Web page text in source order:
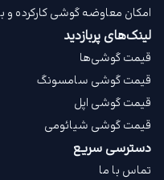
امکان معاوضه گوشی کارکرده
لینک‌های پربازدید
قیمت گوشی‌ها
قیمت گوشی سامسونگ
قیمت گوشی اپل
قیمت گوشی شیائومی
دسترسی سریع
تماس با ما